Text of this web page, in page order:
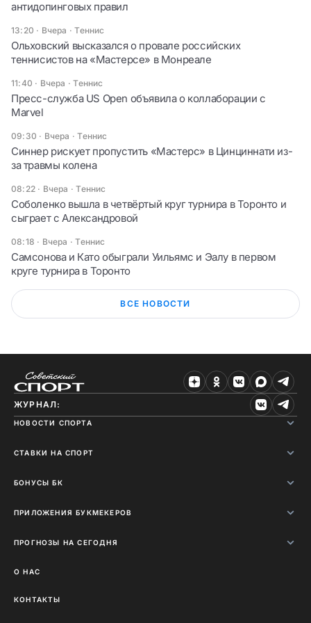
антидопинговых правил
13:20 · Вчера ·Теннис
Ольховский высказался о провале российских
теннисистов на «Мастерсе» в Монреале
11:40 · Вчера ·Теннис
Пресс-служба US Open объявила о коллаборации с
Marvel
09:30 · Вчера ·Теннис
Синнер рискует пропустить «Мастерс» в Цинциннати из-
за травмы колена
08:22 · Вчера ·Теннис
Соболенко вышла в четвёртый круг турнира в Торонто и
сыграет с Александровой
08:18 · Вчера ·Теннис
Самсонова и Като обыграли Уильямс и Эалу в первом
круге турнира в Торонто
ВСЕ НОВОСТИ
ЖУРНАЛ:
НОВОСТИ СПОРТА
СТАВКИ НА СПОРТ
БОНУСЫ БК
ПРИЛОЖЕНИЯ БУКМЕКЕРОВ
ПРОГНОЗЫ НА СЕГОДНЯ
О НАС
КОНТАКТЫ